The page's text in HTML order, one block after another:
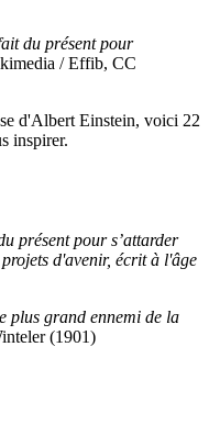
du présent pour
/ Effib, CC
d'Albert Einstein, voici 22
inspirer.
présent pour s’attarder
projets d'avenir, écrit à l'âge
plus grand ennemi de la
(1901)